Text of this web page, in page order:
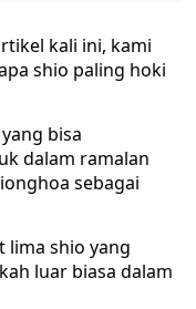
kali ini, kami
shio paling hoki
bisa
dalam ramalan
sebagai
lima shio yang
luar biasa dalam